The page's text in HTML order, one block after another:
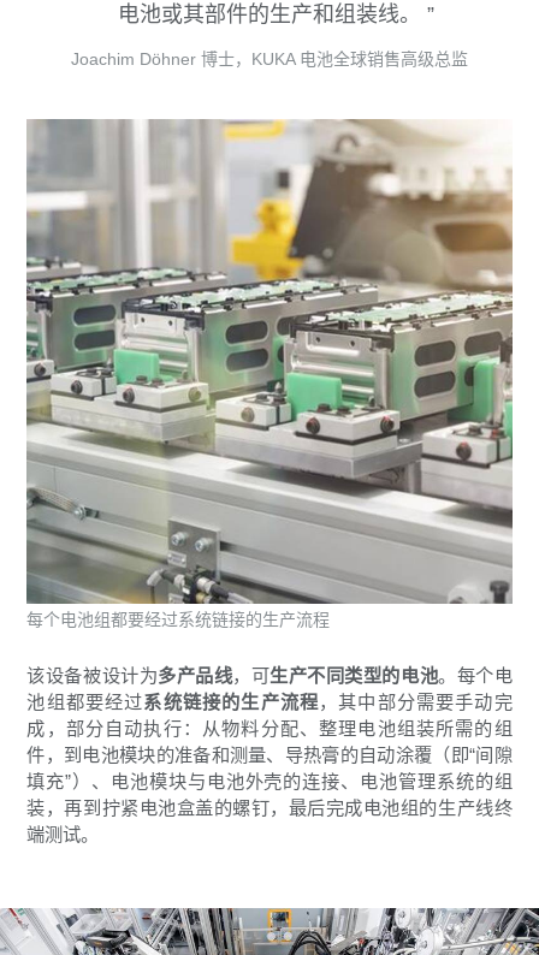
电池或其部件的生产和组装线。
Joachim Döhner 博士，KUKA 电池全球销售高级总监
该设备被设计为多产品线，可生产不同类型的电池。每个电
池组都要经过系统链接的生产流程，其中部分需要手动完
成，部分自动执行：从物料分配、整理电池组装所需的组
件，到电池模块的准备和测量、导热膏的自动涂覆（即“间隙
填充”）、电池模块与电池外壳的连接、电池管理系统的组
装，再到拧紧电池盒盖的螺钉，最后完成电池组的生产线终
端测试。
每个电池组都要经过系统链接的生产流程